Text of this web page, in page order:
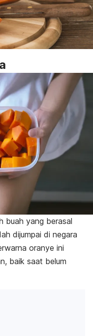
buah yang berasal
dijumpai di negara
oranye ini
baik saat belum